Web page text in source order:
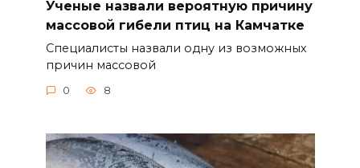
Ученые назвали вероятную причину
массовой гибели птиц на Камчатке
Специалисты назвали одну из возможных
причин массовой
0 8